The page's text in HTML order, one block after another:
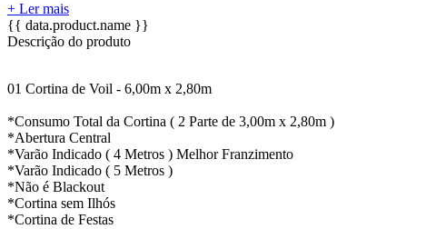
+ Ler mais
{{ data.product.name }}
Descrição do produto
01 Cortina de Voil - 6,00m x 2,80m
*Consumo Total da Cortina ( 2 Parte de 3,00m x 2,80m )
*Abertura Central
*Varão Indicado ( 4 Metros ) Melhor Franzimento
*Varão Indicado ( 5 Metros )
*Não é Blackout
*Cortina sem Ilhós
*Cortina de Festas